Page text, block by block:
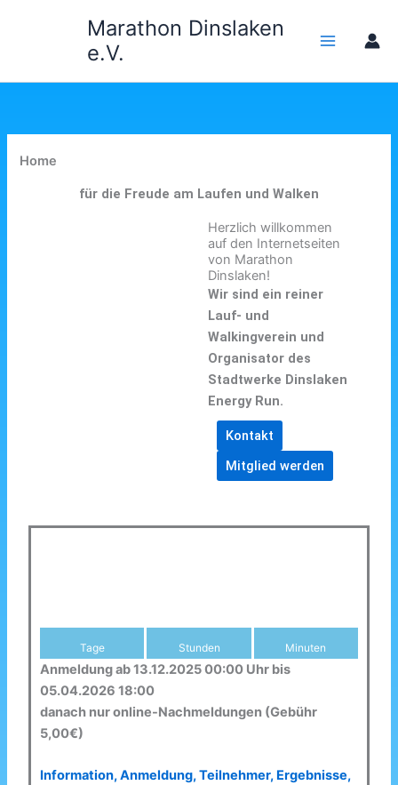
Marathon Dinslaken
e.V.
Home
für die Freude am Laufen und Walken
Herzlich willkommen
auf den Internetseiten
von Marathon
Dinslaken!
Wir sind ein reiner
Lauf- und
Walkingverein und
Organisator des
Stadtwerke Dinslaken
Energy Run.
Kontakt
Mitglied werden
Tage Stunden Minuten
Anmeldung ab 13.12.2025 00:00 Uhr bis
05.04.2026 18:00
danach nur online-Nachmeldungen (Gebühr
5,00€)
Information, Anmeldung, Teilnehmer, Ergebnisse,